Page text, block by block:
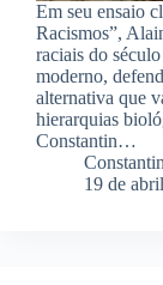
Em seu ensaio
Racismos”,
raciais do
moderno,
alternativa que
hierarquias
Constantin…
19 de